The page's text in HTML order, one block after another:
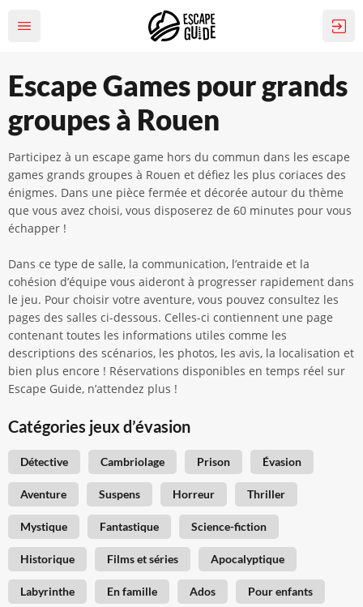
Escape Games pour grands
groupes à Rouen
Participez à un escape game hors du commun dans les escape
games grands groupes à Rouen et défiez les plus coriaces des
énigmes. Dans une pièce fermée et décorée autour du thème
que vous avez choisi, vous disposerez de 60 minutes pour vous
échapper !
Dans ce type de salle, la communication, l’entraide et la
cohésion d’équipe vous aideront à progresser rapidement dans
le jeu. Pour choisir votre aventure, vous pouvez consultez les
pages des salles ci-dessous. Celles-ci contiennent une page
contenant toutes les informations utiles comme les
descriptions des scénarios, les photos, les avis, la localisation et
bien plus encore ! Réservations disponibles en temps réel sur
Escape Guide, n’attendez plus !
Catégories jeux d’évasion
Détective Cambriolage Prison Évasion
Aventure Suspens Horreur Thriller
Mystique Fantastique Science-fiction
Historique Films et séries Apocalyptique
Labyrinthe En famille Ados Pour enfants